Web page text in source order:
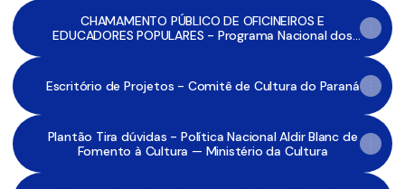
CHAMAMENTO PÚBLICO DE OFICINEIROS E
EDUCADORES POPULARES - Programa Nacional dos
Escritório de Projetos - Comitê de Cultura do Paraná
Plantão Tira dúvidas - Política Nacional Aldir Blanc de
Fomento à Cultura — Ministério da Cultura